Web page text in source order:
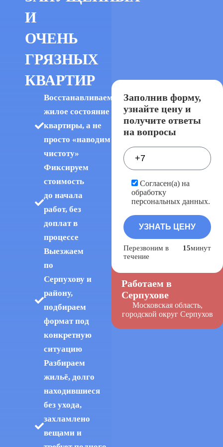
И
ОЧЕНЬ
ГРЯЗНЫХ
КВАРТИР
Восстанавливаем
жилое состояние
квартиры, а не
просто «наводим
чистоту»
Фиксируем
стоимость
до начала
работ, без
доплат в
процессе
Выезжаем
по
Серпухову и
району,
подбираем
формат под
конкретную
ситуацию
Разбираем
жильё, долго
находившиеся
без ухода,
захламлено
вещами и
Заполнив форму,
узнайте цену и
получите ответы
на вопросы
Согласен(а) на
обработку
персональных данных.
Перезвоним в
течение
15минут
Работаем в
Серпухове
Московская область,
городской округ Серпухов